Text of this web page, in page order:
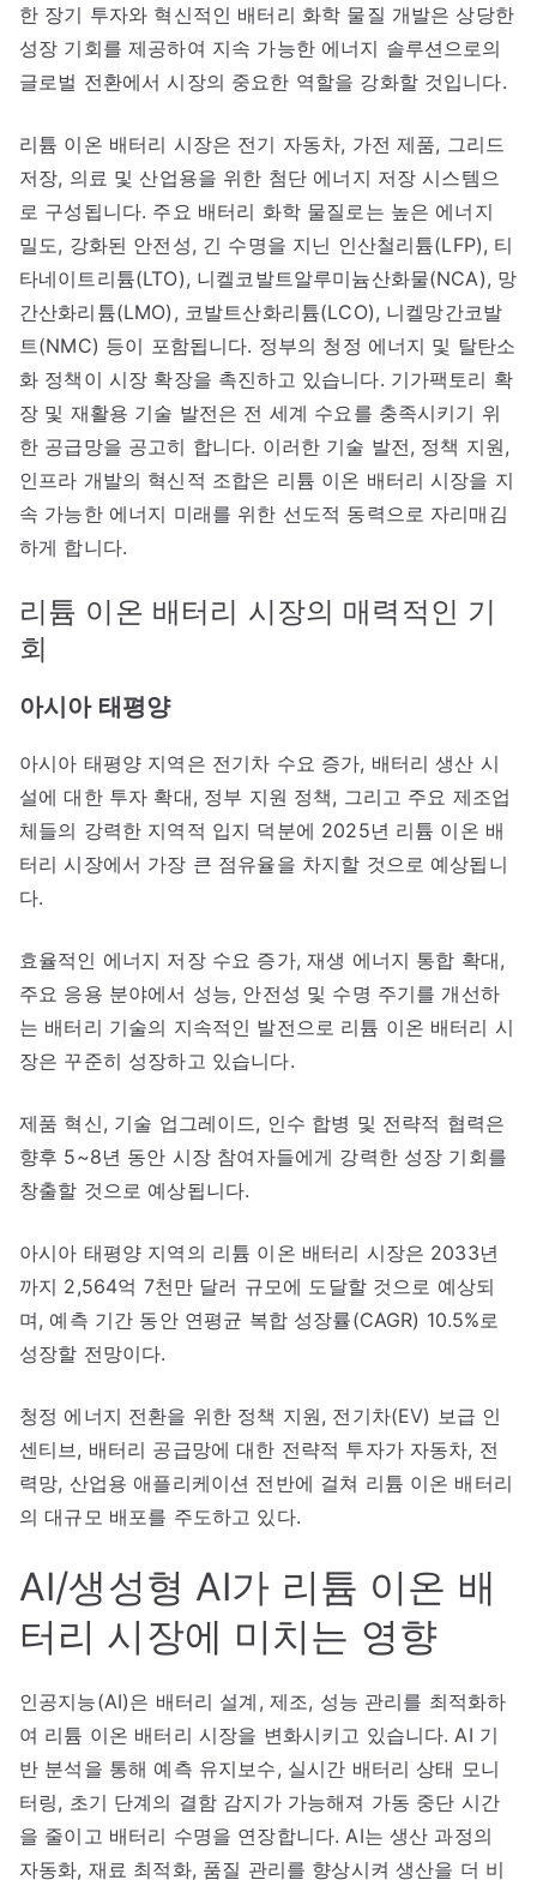
한 장기 투자와 혁신적인 배터리 화학 물질 개발은 상당한
성장 기회를 제공하여 지속 가능한 에너지 솔루션으로의
글로벌 전환에서 시장의 중요한 역할을 강화할 것입니다.
리튬 이온 배터리 시장은 전기 자동차, 가전 제품, 그리드
저장, 의료 및 산업용을 위한 첨단 에너지 저장 시스템으
로 구성됩니다. 주요 배터리 화학 물질로는 높은 에너지
밀도, 강화된 안전성, 긴 수명을 지닌 인산철리튬(LFP), 티
타네이트리튬(LTO), 니켈코발트알루미늄산화물(NCA), 망
간산화리튬(LMO), 코발트산화리튬(LCO), 니켈망간코발
트(NMC) 등이 포함됩니다. 정부의 청정 에너지 및 탈탄소
화 정책이 시장 확장을 촉진하고 있습니다. 기가팩토리 확
장 및 재활용 기술 발전은 전 세계 수요를 충족시키기 위
한 공급망을 공고히 합니다. 이러한 기술 발전, 정책 지원,
인프라 개발의 혁신적 조합은 리튬 이온 배터리 시장을 지
속 가능한 에너지 미래를 위한 선도적 동력으로 자리매김
하게 합니다.
리튬 이온 배터리 시장의 매력적인 기
회
아시아 태평양
아시아 태평양 지역은 전기차 수요 증가, 배터리 생산 시
설에 대한 투자 확대, 정부 지원 정책, 그리고 주요 제조업
체들의 강력한 지역적 입지 덕분에 2025년 리튬 이온 배
터리 시장에서 가장 큰 점유율을 차지할 것으로 예상됩니
다.
효율적인 에너지 저장 수요 증가, 재생 에너지 통합 확대,
주요 응용 분야에서 성능, 안전성 및 수명 주기를 개선하
는 배터리 기술의 지속적인 발전으로 리튬 이온 배터리 시
장은 꾸준히 성장하고 있습니다.
제품 혁신, 기술 업그레이드, 인수 합병 및 전략적 협력은
향후 5~8년 동안 시장 참여자들에게 강력한 성장 기회를
창출할 것으로 예상됩니다.
아시아 태평양 지역의 리튬 이온 배터리 시장은 2033년
까지 2,564억 7천만 달러 규모에 도달할 것으로 예상되
며, 예측 기간 동안 연평균 복합 성장률(CAGR) 10.5%로
성장할 전망이다.
청정 에너지 전환을 위한 정책 지원, 전기차(EV) 보급 인
센티브, 배터리 공급망에 대한 전략적 투자가 자동차, 전
력망, 산업용 애플리케이션 전반에 걸쳐 리튬 이온 배터리
의 대규모 배포를 주도하고 있다.
AI/생성형 AI가 리튬 이온 배
터리 시장에 미치는 영향
인공지능(AI)은 배터리 설계, 제조, 성능 관리를 최적화하
여 리튬 이온 배터리 시장을 변화시키고 있습니다. AI 기
반 분석을 통해 예측 유지보수, 실시간 배터리 상태 모니
터링, 초기 단계의 결함 감지가 가능해져 가동 중단 시간
을 줄이고 배터리 수명을 연장합니다. AI는 생산 과정의
자동화, 재료 최적화, 품질 관리를 향상시켜 생산을 더 비